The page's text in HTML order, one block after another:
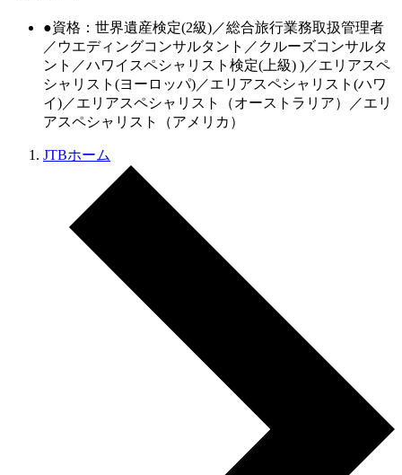
●資格：世界遺産検定(2級)／総合旅行業務取扱管理者
／ウエディングコンサルタント／クルーズコンサルタ
ント／ハワイスペシャリスト検定(上級) )／エリアスペ
シャリスト(ヨーロッパ)／エリアスペシャリスト(ハワ
イ)／エリアスペシャリスト（オーストラリア）／エリ
アスペシャリスト（アメリカ）
JTBホーム